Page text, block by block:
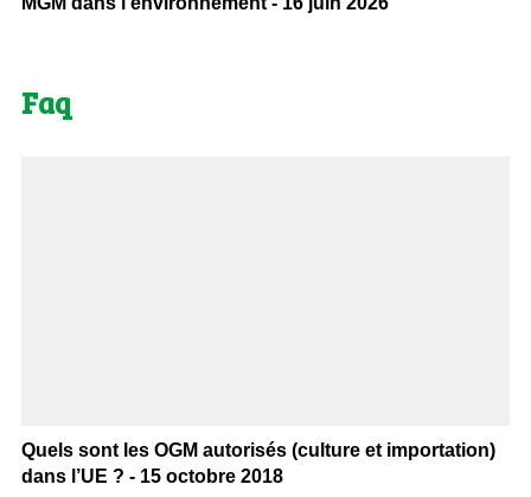
Faq
Quels sont les OGM autorisés (culture et importation)
dans l’UE ? - 15 octobre 2018